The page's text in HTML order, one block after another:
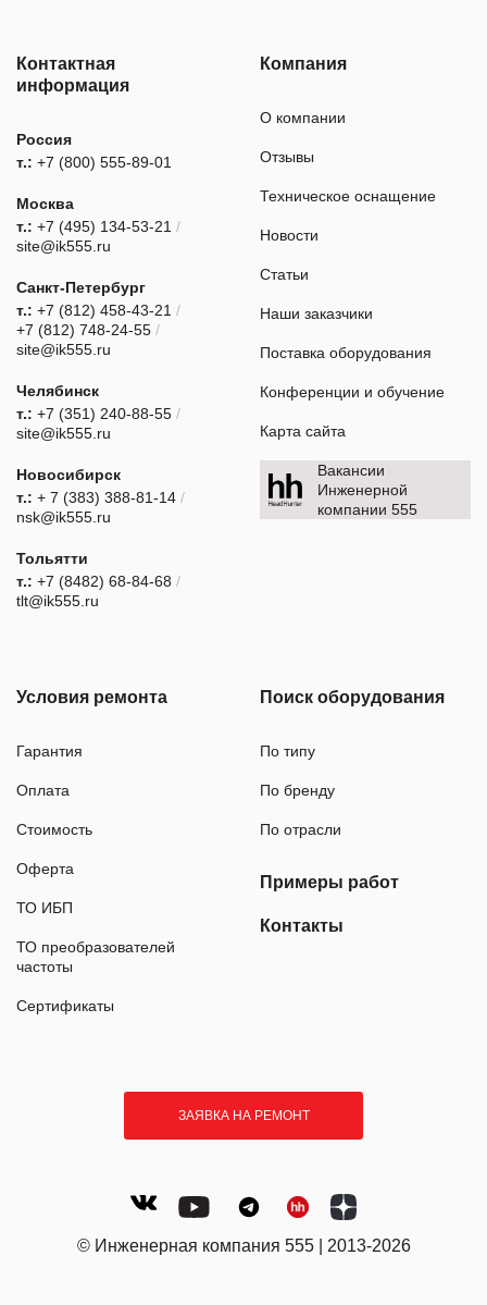
Контактная
информация
Россия
т.: +7 (800) 555-89-01
Москва
т.: +7 (495) 134-53-21 /
site@ik555.ru
Санкт-Петербург
т.: +7 (812) 458-43-21 /
+7 (812) 748-24-55 /
site@ik555.ru
Челябинск
т.: +7 (351) 240-88-55 /
site@ik555.ru
Новосибирск
т.: + 7 (383) 388-81-14 /
nsk@ik555.ru
Тольятти
т.: +7 (8482) 68-84-68 /
tlt@ik555.ru
Компания
О компании
Отзывы
Техническое оснащение
Новости
Статьи
Наши заказчики
Поставка оборудования
Конференции и обучение
Карта сайта
Вакансии
Инженерной
компании 555
Условия ремонта
Гарантия
Оплата
Стоимость
Оферта
ТО ИБП
ТО преобразователей
частоты
Сертификаты
Поиск оборудования
По типу
По бренду
По отрасли
Примеры работ
Контакты
ЗАЯВКА НА РЕМОНТ
© Инженерная компания 555 | 2013-2026